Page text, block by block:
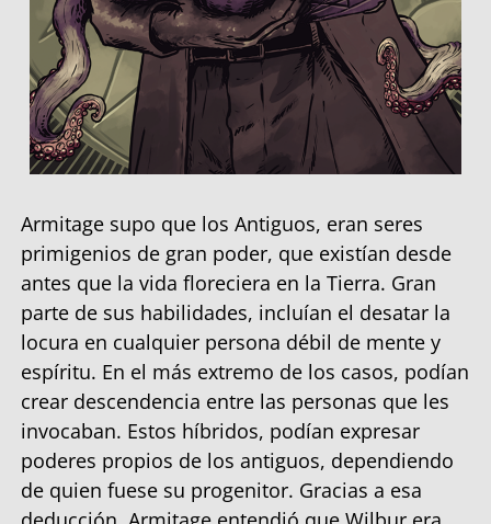
Armitage supo que los Antiguos, eran seres
primigenios de gran poder, que existían desde
antes que la vida floreciera en la Tierra. Gran
parte de sus habilidades, incluían el desatar la
locura en cualquier persona débil de mente y
espíritu. En el más extremo de los casos, podían
crear descendencia entre las personas que les
invocaban. Estos híbridos, podían expresar
poderes propios de los antiguos, dependiendo
de quien fuese su progenitor. Gracias a esa